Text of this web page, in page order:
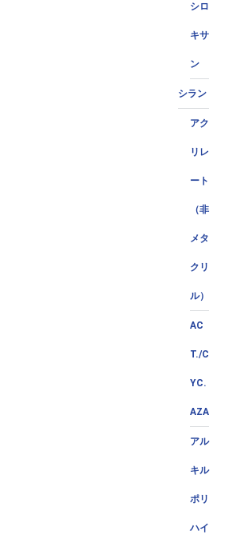
シロ
キサ
ン
シラン
アク
リレ
ート
（非
メタ
クリ
ル）
AC
T./C
YC.
AZA
アル
キル
ポリ
ハイ